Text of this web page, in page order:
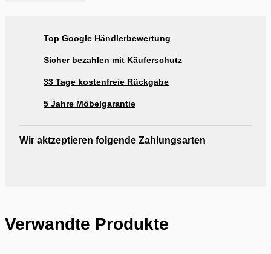
Ausstellung Möbel Rogg Reutlingen
Top Google Händlerbewertung
Sicher bezahlen mit Käuferschutz
33 Tage kostenfreie Rückgabe
5 Jahre Möbelgarantie
Wir aktzeptieren folgende Zahlungsarten
Verwandte Produkte